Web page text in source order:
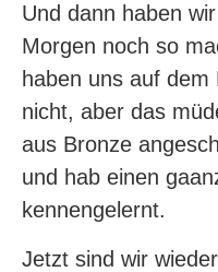
Und dann haben
Morgen noch so
haben uns auf
nicht, aber das
aus Bronze
und hab einen
kennengelernt.
Jetzt sind wir